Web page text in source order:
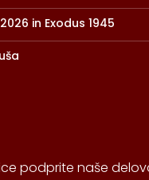
in Exodus 1945
podprite naše